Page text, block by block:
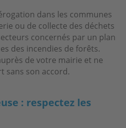
dans les communes
ou de collecte des déchets
concernés par un plan
des incendies de forêts.
de votre mairie et ne
sans son accord.
: respectez les